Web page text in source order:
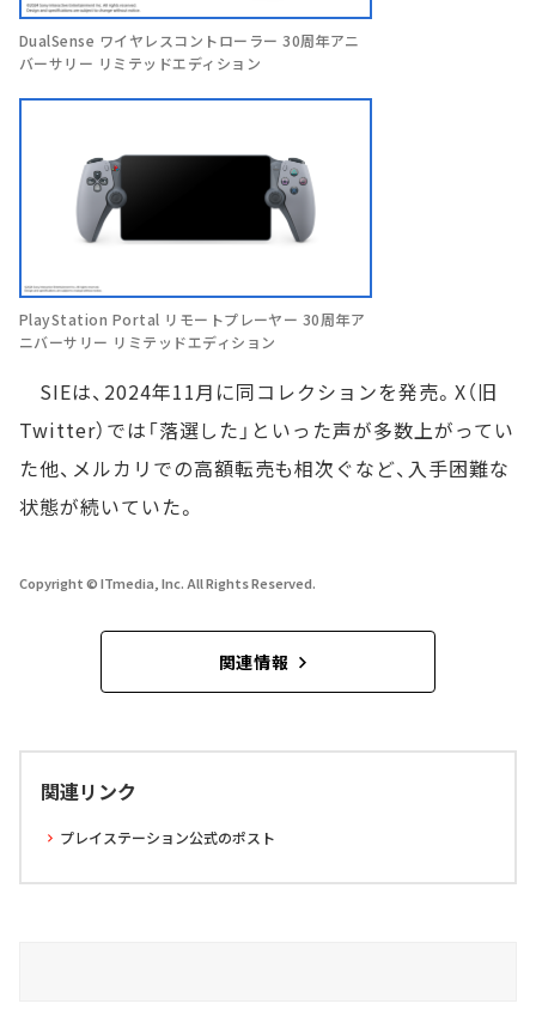
DualSense ワイヤレスコントローラー 30周年アニ
バーサリー リミテッドエディション
PlayStation Portal リモートプレーヤー 30周年ア
ニバーサリー リミテッドエディション
SIEは、2024年11月に同コレクションを発売。X（旧
Twitter）では「落選した」といった声が多数上がってい
た他、メルカリでの高額転売も相次ぐなど、入手困難な
状態が続いていた。
Copyright © ITmedia, Inc. All Rights Reserved.
関連情報
関連リンク
プレイステーション公式のポスト